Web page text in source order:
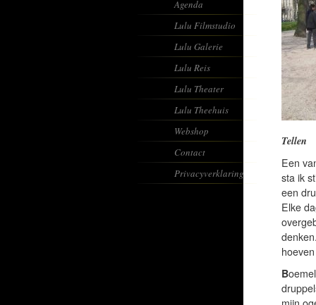
Agenda
Lulu Filmstudio
Lulu Galerie
Lulu Reis
Lulu Theater
Lulu Theehuis
Webshop
Contact
Privacyverklaring
Tellen
Een
sta ik
een
Elke
B